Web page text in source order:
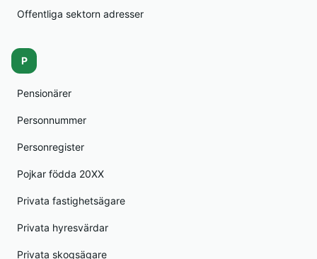
Offentliga sektorn adresser
P
Pensionärer
Personnummer
Personregister
Pojkar födda 20XX
Privata fastighetsägare
Privata hyresvärdar
Privata skogsägare